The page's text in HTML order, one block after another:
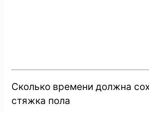
Сколько времени должна
стяжка пола